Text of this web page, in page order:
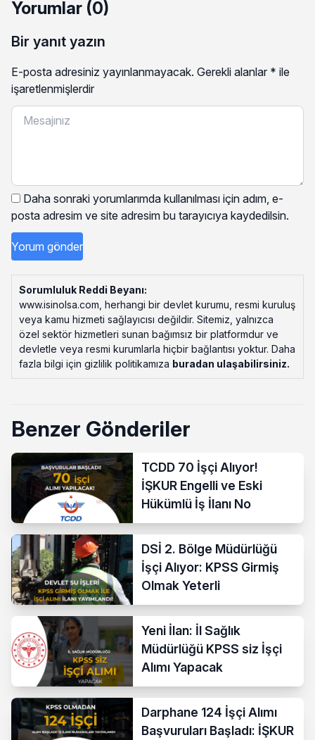
Yorumlar (0)
Bir yanıt yazın
E-posta adresiniz yayınlanmayacak. Gerekli alanlar * ile
işaretlenmişlerdir
Daha sonraki yorumlarımda kullanılması için adım, e-
posta adresim ve site adresim bu tarayıcıya kaydedilsin.
Sorumluluk Reddi Beyanı:
www.isinolsa.com, herhangi bir devlet kurumu, resmi kuruluş
veya kamu hizmeti sağlayıcısı değildir. Sitemiz, yalnızca
özel sektör hizmetleri sunan bağımsız bir platformdur ve
devletle veya resmi kurumlarla hiçbir bağlantısı yoktur. Daha
fazla bilgi için gizlilik politikamıza buradan ulaşabilirsiniz.
Benzer Gönderiler
TCDD 70 İşçi Alıyor!
İŞKUR Engelli ve Eski
Hükümlü İş İlanı No
DSİ 2. Bölge Müdürlüğü
İşçi Alıyor: KPSS Girmiş
Olmak Yeterli
Yeni İlan: İl Sağlık
Müdürlüğü KPSS siz İşçi
Alımı Yapacak
Darphane 124 İşçi Alımı
Başvuruları Başladı: İŞKUR